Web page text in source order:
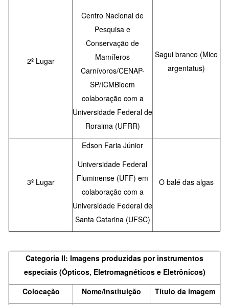
2º Lugar
Centro Nacional de
Pesquisa e
Conservação de
Mamíferos
Carnívoros/CENAP-
SP/ICMBioem
colaboração com a
Universidade Federal de
Roraima (UFRR)
Sagui branco (Mico
argentatus)
3º Lugar
Edson Faria Júnior
Universidade Federal
Fluminense (UFF) em
colaboração com a
Universidade Federal de
Santa Catarina (UFSC)
O balé das algas
Categoria II: Imagens produzidas por instrumentos
especiais (Ópticos, Eletromagnéticos e Eletrônicos)
Colocação
Nome/Instituição Título da imagem